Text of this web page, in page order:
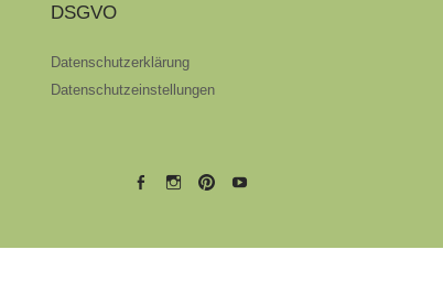
DSGVO
Datenschutzerklärung
Datenschutzeinstellungen
HOLZBAUHOLZBAUHOLZBAUHOLZBAU